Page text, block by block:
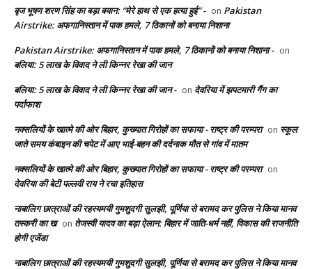
बृज भूषण शरण सिंह का बड़ा बयान: “मेरे हाथ से एक हत्या हुई” - on Pakistan
Airstrike: अफगानिस्तान में पाक हमले, 7 ठिकानों को बनाया निशाना
Pakistan Airstrike: अफगानिस्तान में पाक हमले, 7 ठिकानों को बनाया निशाना - on
बलिया: 5 लाख के विवाद ने ली किन्नर रेखा की जान
बलिया: 5 लाख के विवाद ने ली किन्नर रेखा की जान - on देवरिया में झपटमारी गैंग का
पर्दाफाश
नक्सलियों के खात्मे की ओर बिहार, कुख्यात गिरोहों का सफाया - राष्ट्र की परम्परा on स्कूल
जाते समय कंबाइन की चपेट में आए भाई-बहन की दर्दनाक मौत से गांव में मातम
नक्सलियों के खात्मे की ओर बिहार, कुख्यात गिरोहों का सफाया - राष्ट्र की परम्परा on
देवरिया की बेटी पल्लवी राय ने रचा इतिहास
नाबालिग छात्राओं की रहस्यमयी गुमशुदगी सुलझी, पूर्णिया से बरामद कर पुलिस ने किया मानव
तस्करी का ख on तेजस्वी यादव का बड़ा ऐलान: बिहार में जाति-धर्म नहीं, विकास की राजनीति
होगी एजेंडा
नाबालिग छात्राओं की रहस्यमयी गुमशुदगी सुलझी, पूर्णिया से बरामद कर पुलिस ने किया मानव